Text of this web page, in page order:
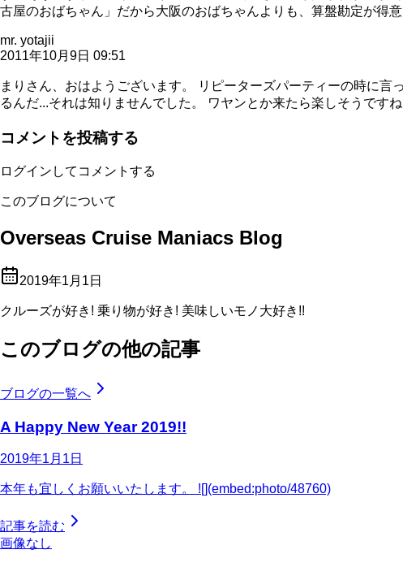
古屋のおばちゃん」だから大阪のおばちゃんよりも、算盤勘定が得意
mr. yotajii
2011年10月9日 09:51
まりさん、おはようございます。 リピーターズパーティーの時に
るんだ...それは知りませんでした。 ワヤンとか来たら楽しそうです
コメントを投稿する
ログインしてコメントする
このブログについて
Overseas Cruise Maniacs Blog
2019年1月1日
クルーズが好き! 乗り物が好き! 美味しいモノ大好き!!
このブログの他の記事
ブログの一覧へ
A Happy New Year 2019!!
2019年1月1日
本年も宜しくお願いいたします。 ![](embed:photo/48760)
記事を読む
画像なし